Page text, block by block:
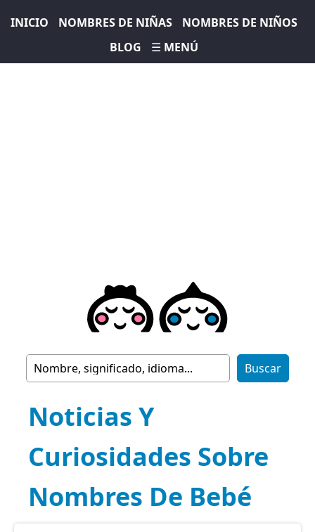
INICIO NOMBRES DE NIÑAS
NOMBRES DE NIÑOS
BLOG
☰ MENÚ
Noticias Y
Curiosidades Sobre
Nombres De Bebé